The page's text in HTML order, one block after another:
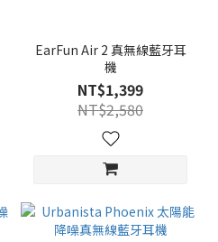
EarFun Air 2 真無線藍牙耳
機
NT$1,399
NT$2,580